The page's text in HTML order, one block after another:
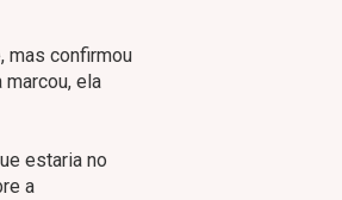
mas confirmou
marcou, ela
estaria no
a